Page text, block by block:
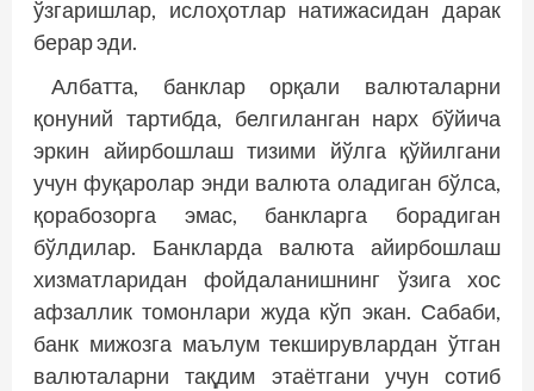
ўзгаришлар, ислоҳотлар натижасидан дарак
берар эди.
Албатта, банклар орқали валюталарни
қонуний тартибда, белгиланган нарх бўйича
эркин айирбошлаш тизими йўлга қўйилгани
учун фуқаролар энди валюта оладиган бўлса,
қорабозорга эмас, банкларга борадиган
бўлдилар. Банкларда валюта айирбошлаш
хизматларидан фойдаланишнинг ўзига хос
афзаллик томонлари жуда кўп экан. Сабаби,
банк мижозга маълум текширувлардан ўтган
валюталарни тақдим этаётгани учун сотиб